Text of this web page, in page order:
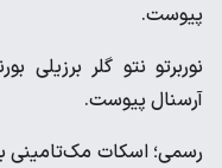
پیوست.
نوربرتو نتو گلر برزیلی
آرسنال پیوست.